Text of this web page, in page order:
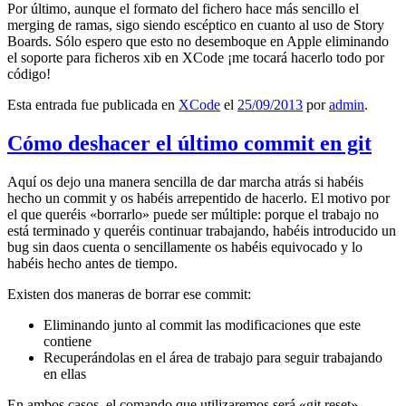
Por último, aunque el formato del fichero hace más sencillo el
merging de ramas, sigo siendo escéptico en cuanto al uso de Story
Boards. Sólo espero que esto no desemboque en Apple eliminando
el soporte para ficheros xib en XCode ¡me tocará hacerlo todo por
código!
Esta entrada fue publicada en XCode el 25/09/2013 poradmin.
Cómo deshacer el último commit en git
Aquí os dejo una manera sencilla de dar marcha atrás si habéis
hecho un commit y os habéis arrepentido de hacerlo. El motivo por
el que queréis «borrarlo» puede ser múltiple: porque el trabajo no
está terminado y queréis continuar trabajando, habéis introducido un
bug sin daos cuenta o sencillamente os habéis equivocado y lo
habéis hecho antes de tiempo.
Existen dos maneras de borrar ese commit:
Eliminando junto al commit las modificaciones que este
contiene
Recuperándolas en el área de trabajo para seguir trabajando
en ellas